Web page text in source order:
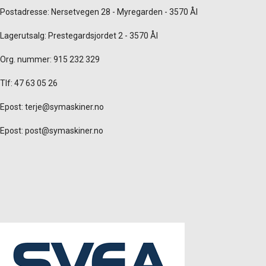
Postadresse: Nersetvegen 28 - Myregarden - 3570 Ål
Lagerutsalg: Prestegardsjordet 2 - 3570 Ål
Org. nummer: 915 232 329
Tlf: 47 63 05 26
Epost: terje@symaskiner.no
Epost: post@symaskiner.no